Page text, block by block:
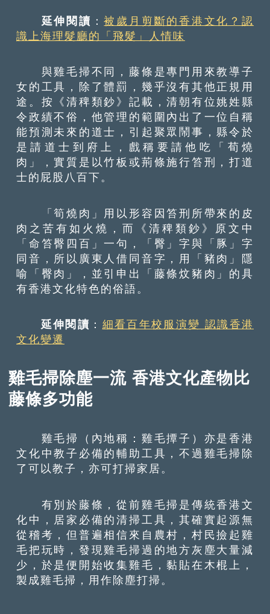
延伸閱讀 ：被歲月剪斷的香港文化？認
識上海理髮廳的「飛髮」人情味
與雞毛掃不同，藤條是專門用來教導子
女的工具，除了體罰，幾乎沒有其他正規用
途。按《清稗類鈔》記載，清朝有位姚姓縣
令政績不俗，他管理的範圍內出了一位自稱
能預測未來的道士，引起聚眾鬧事，縣令於
是請道士到府上，戲稱要請他吃「荀燒
肉」，實質是以竹板或荊條施行笞刑，打道
士的屁股八百下。
「筍燒肉」用以形容因笞刑所帶來的皮
肉之苦有如火燒，而《清稗類鈔》原文中
「命笞臀四百」一句，「臀」字與「豚」字
同音，所以廣東人借同音字，用「豬肉」隱
喻「臀肉」，並引申出「藤條炆豬肉」的具
有香港文化特色的俗語。
延伸閱讀 ： 細看百年校服演變 認識香港
文化變遷
雞毛掃除塵一流 香港文化產物比
藤條多功能
雞毛掃（內地稱：雞毛撢子）亦是香港
文化中教子必備的輔助工具，不過雞毛掃除
了可以教子，亦可打掃家居。
有別於藤條，從前雞毛掃是傳統香港文
化中，居家必備的清掃工具，其確實起源無
從稽考，但普遍相信來自農村，村民撿起雞
毛把玩時，發現雞毛掃過的地方灰塵大量減
少，於是便開始收集雞毛，黏貼在木棍上，
製成雞毛掃，用作除塵打掃。